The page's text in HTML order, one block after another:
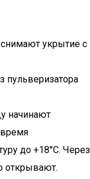
укрытие с
пульверизатора
начинают
время
до +18°C. Через
открывают.